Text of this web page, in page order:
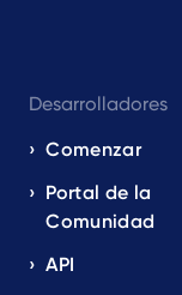
Desarrolladores
Comenzar
Portal de la
Comunidad
API